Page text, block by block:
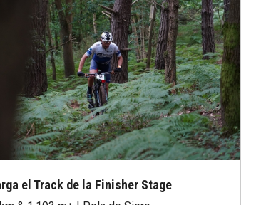
el Track de la Finisher Stage